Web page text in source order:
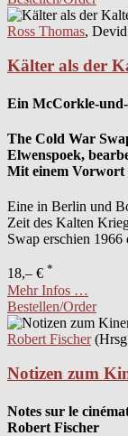
Ross Thomas,
Kälter als der
Ein McCorkle-
The Cold War
Elwenspoek,
Mit einem
Eine in Berlin und
Zeit des Kalten
Swap erschien 1966
18,– € *
Mehr Infos …
Bestellen/Order
Robert Fischer
Notizen zum
Notes sur le
Robert Fischer